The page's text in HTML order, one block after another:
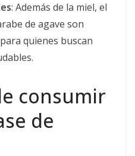
: Además de la miel, el
de agave son
quienes buscan
consumir
de